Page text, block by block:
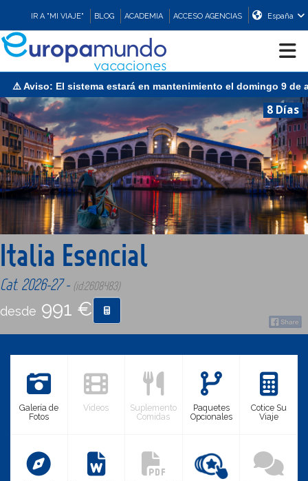
IR A "MI VIAJE" BLOG ACADEMIA ACCESO AGENCIAS España
CRUCEROS
EUROPA
ASIA
ORIENTE
PROMOCIONES
MÁS
El sistema estará en mantenimiento el domingo 9 de agosto
8 Días
Italia Esencial
Cat. 2026-27 - (id:2608483)
desde 991 €
Galería de
Fotos
Videos
Suplemento
Comidas
Paquetes
Opcionales
Cotice Su
Viaje